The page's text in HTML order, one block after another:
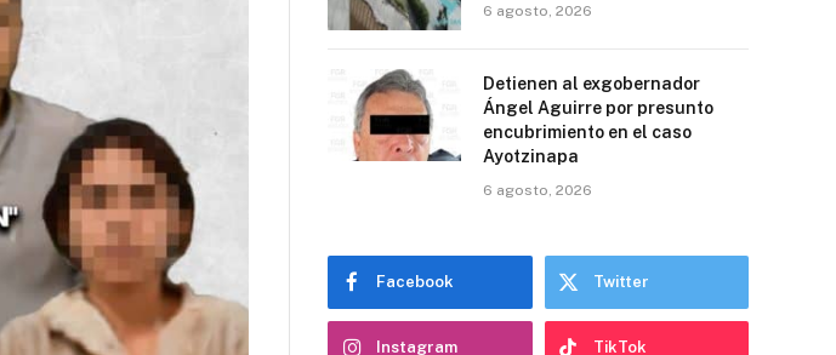
6 agosto, 2026
Detienen al exgobernador
Ángel Aguirre por presunto
encubrimiento en el caso
Ayotzinapa
6 agosto, 2026
Facebook Twitter
Instagram TikTok